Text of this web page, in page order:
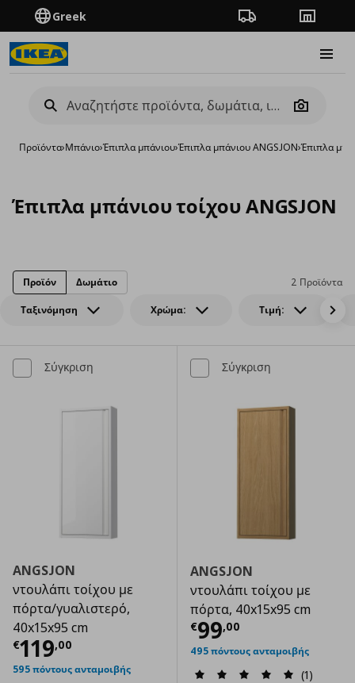
Greek Πορεία παραγγελίας
Camera
Προϊόντα›Μπάνιο›Έπιπλα μπάνιου›Έπιπλα μπάνιου ANGSJON›Έπιπλα
Έπιπλα μπάνιου τοίχου ANGSJON
Ταξινόμηση Χρώμα: Τιμή:
2 Προϊόντα
Προϊόν Δωμάτιο
Σύγκριση
ANGSJON
ντουλάπι τοίχου με
πόρτα/γυαλιστερό,
40x15x95 cm
€119,00
Τρέχουσα τιμή € 119,00
595 πόντους ανταμοιβής
Σύγκριση
ANGSJON
ντουλάπι τοίχου με
πόρτα, 40x15x95 cm
€99,00
Τρέχουσα
495 πόντους ανταμοιβής
(1)